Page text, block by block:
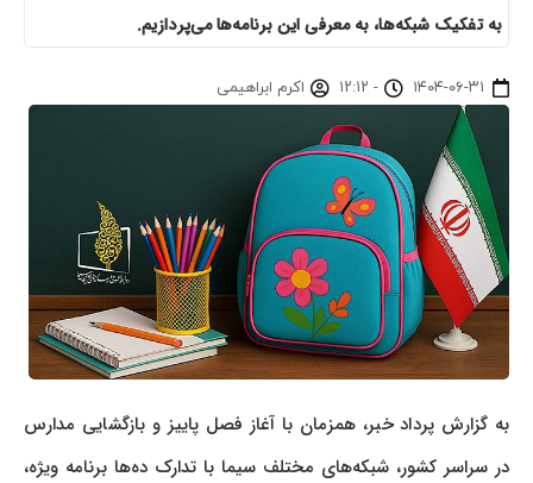
به تفکیک شبکه‌ها، به معرفی این برنامه‌ها می‌پردازیم.
۱۴۰۴-۰۶-۳۱ - ۱۲:۱۲ اکرم ابراهیمی
به گزارش پرداد خبر، همزمان با آغاز فصل پاییز و بازگشایی مدارس
در سراسر کشور، شبکه‌های مختلف سیما با تدارک ده‌ها برنامه ویژه،